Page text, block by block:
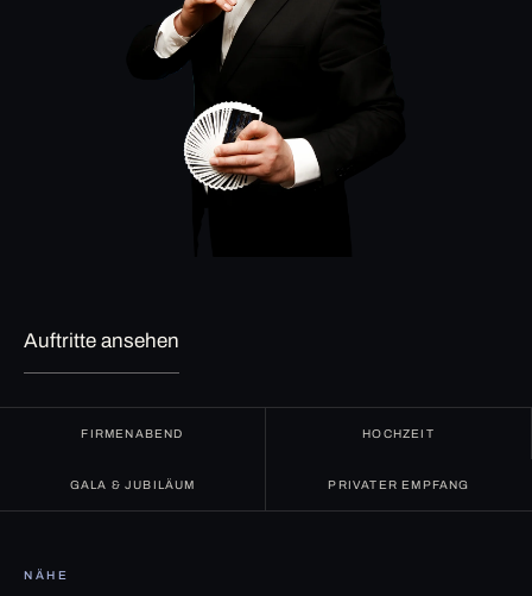
Auftritte ansehen
FIRMENABEND HOCHZEIT
GALA & JUBILÄUM PRIVATER EMPFANG
NÄHE